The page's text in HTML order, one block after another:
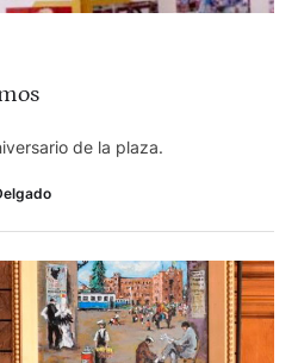
de la plaza.